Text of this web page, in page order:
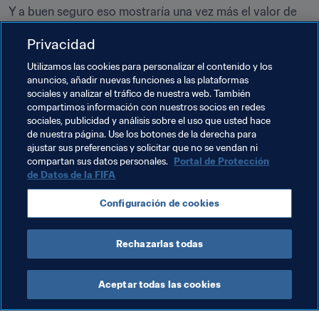
Y a buen seguro eso mostraría una vez más el valor de
del Mundial tendría un lugar más destacado que esa
pierna llamada a marcar muchísimos más goles.
Temas relacionados
Competiciones
Copa Mundial Femenina Sub-17 de la FIFA Jordania
2016
Venezuela CONMEBOL
Privacidad
Utilizamos las cookies para personalizar el contenido y los
anuncios, añadir nuevas funciones a las plataformas
sociales y analizar el tráfico de nuestra web. También
compartimos información con nuestros socios en redes
sociales, publicidad y análisis sobre el uso que usted hace
de nuestra página. Use los botones de la derecha para
ajustar sus preferencias y solicitar que no se vendan ni
compartan sus datos personales. Portal de Protección
de Datos de la FIFA
Configuración de cookies
Rechazarlas todas
Aceptar todas las cookies